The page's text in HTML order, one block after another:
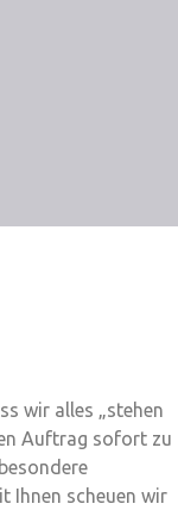
wir alles „stehen
Auftrag sofort zu
Ihnen scheuen wir